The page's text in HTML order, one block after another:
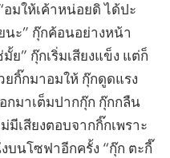
“อมให้เค้าหน่อยดิ ได้ปะ
นะ” กุ๊กค้อนอย่างหน้า
ย” กุ๊กเริ่มเสียงแข็ง แต่ก็
ยกิ๊กมาอมให้ กุ๊กดูดแรง
มาเต็มปากกุ๊ก กุ๊กกลืน
มีเสียงตอบจากกิ๊กเพราะ
บนโซฟาอีกครั้ง “กุ๊ก ตะกี๊